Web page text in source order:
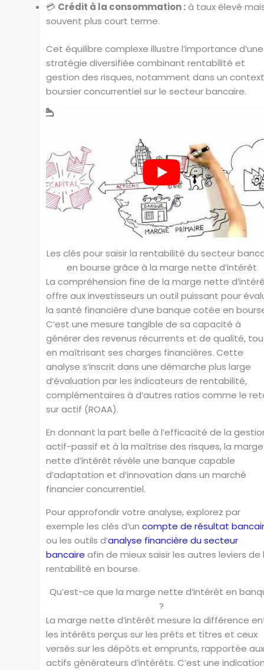
💳 Crédit à la consommation :à taux élevé
souvent plus court terme.
Cet équilibre complexe illustre l’importance d’une
stratégie diversifiée combinant rentabilité et
gestion des risques, notamment dans un
boursier concurrentiel sur le secteur bancaire.
Les clés pour saisir la rentabilité du secteur
en bourse grâce à la marge nette d’intérêt
La compréhension fine de la marge nette
offre aux investisseurs un outil puissant pour
la santé financière d’une banque cotée en
C’est une mesure tangible de sa capacité à
générer des revenus récurrents et de qualité,
en maîtrisant ses charges financières. Cette
analyse s’inscrit dans une démarche plus large
d’évaluation par les indicateurs de rentabilité,
complémentaires à d’autres ratios comme le
sur actif (ROAA).
En donnant la part belle à l’efficacité de la
actif-passif et à la maîtrise des risques, la marge
nette d’intérêt révèle une banque capable
d’adaptation et d’innovation dans un marché
financier concurrentiel.
Pour approfondir votre analyse, explorez par
exemple les clés d’uncompte de résultat
ou les outils d’analyse financière du secteur
bancaire afin de mieux saisir les autres leviers de
rentabilité en bourse.
Qu’est-ce que la marge nette d’intérêt en
?
La marge nette d’intérêt mesure la différence
les intérêts perçus sur les prêts et titres et ceux
versés sur les dépôts et emprunts, rapportée
actifs générateurs d’intérêts. C’est une